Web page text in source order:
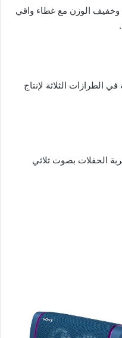
الوزن مع غطاء واقي
الطرازات الثلاثة لإنتاج
الحفلات بصوت ثلاثي